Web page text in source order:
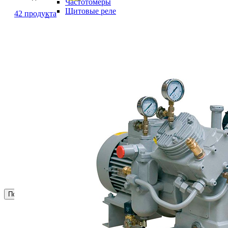
Частотомеры
Щитовые реле
Электродвигатели
Корпусы гидравлических фильтров ФГС
Фильтрующие элементы гидравлических фильтров
Фильтры гидравлические ФГС в сборе
Поиск
42 продукта